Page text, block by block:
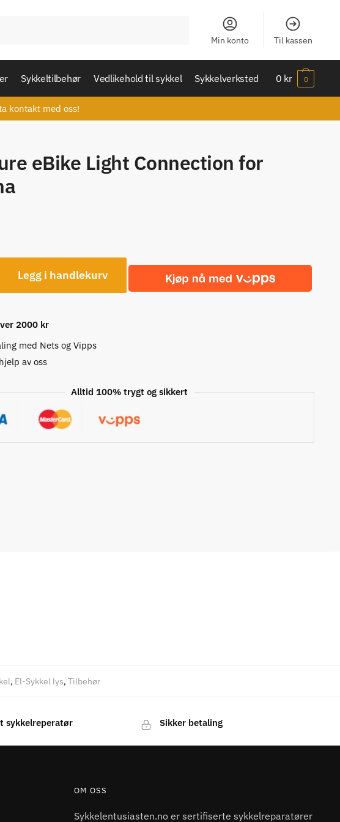
Min konto Til kassen
Sykkeltilbehør Vedlikehold til sykkel Sykkelverksted 0 kr 0
kontakt med oss!
eBike Light Connection for
Legg i handlekurv
2000 kr
med Nets og Vipps
av oss
Alltid 100% trygt og sikkert
, El-Sykkel lys, Tilbehør
sykkelreperatør Sikker betaling
OM OSS
Sykkelentusiasten.no er sertifiserte sykkelreparatører